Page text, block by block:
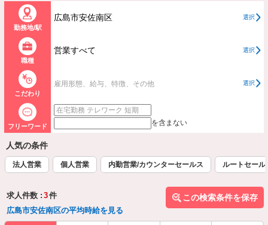
勤務地/駅
広島市安佐南区 選択
職種
営業すべて 選択
こだわり
雇用形態、給与、特徴、その他 選択
フリーワード を含まない
人気の条件
法人営業 個人営業 内勤営業/カウンターセールス ルートセール
求人件数 : 3件
広島市安佐南区の平均時給を見る
この検索条件を保存